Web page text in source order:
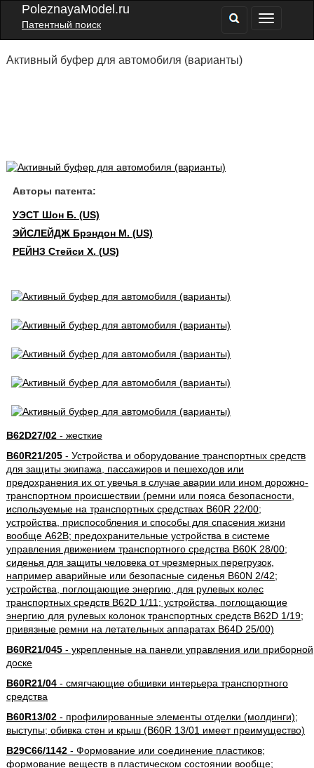
PoleznayaModel.ru
Патентный поиск
Активный буфер для автомобиля (варианты)
Авторы патента:
УЭСТ Шон Б. (US)
ЭЙСЛЕЙДЖ Брэндон М. (US)
РЕЙНЗ Стейси Х. (US)
B62D27/02- жесткие
B60R21/205- Устройства и оборудование транспортных средств
для защиты экипажа, пассажиров и пешеходов или
предохранения их от увечья в случае аварии или ином дорожно-
транспортном происшествии (ремни или пояса безопасности,
используемые на транспортных средствах B60R 22/00;
устройства, приспособления и способы для спасения жизни
вообще A62B; предохранительные устройства в системе
управления движением транспортного средства B60K 28/00;
сиденья для защиты человека от чрезмерных перегрузок,
например аварийные или безопасные сиденья B60N 2/42;
устройства, поглощающие энергию, для рулевых колес
транспортных средств B62D 1/11; устройства, поглощающие
энергию для рулевых колонок транспортных средств B62D 1/19;
привязные ремни на летательных аппаратах B64D 25/00)
B60R21/045- укрепленные на панели управления или приборной
доске
B60R21/04- смягчающие обшивки интерьера транспортного
средства
B60R13/02- профилированные элементы отделки (молдинги);
выступы; обивка стен и крыш (B60R 13/01 имеет преимущество)
B29C66/1142- Формование или соединение пластиков;
формование веществ в пластическом состоянии вообще;